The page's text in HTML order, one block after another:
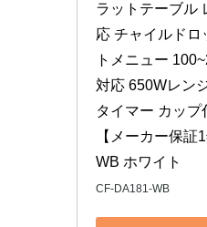
ラットテーブル
応 チャイルドロ
トメニュー
対応 650Wレン
タイマー カップ
【メーカー保
WB ホワイト
CF-DA181-WB